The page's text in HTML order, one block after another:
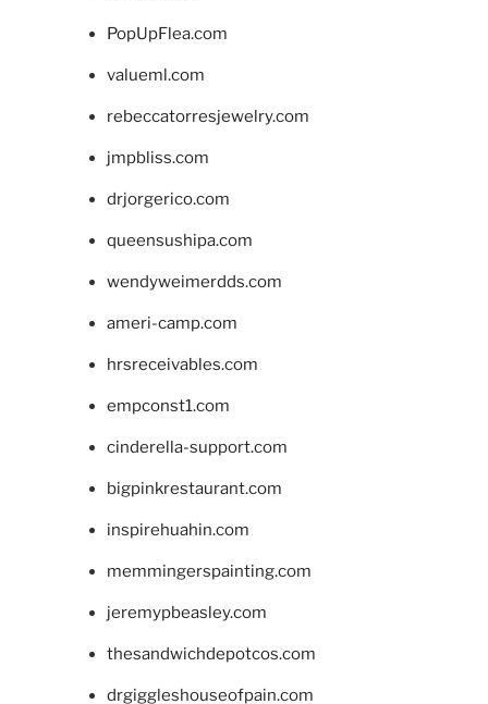
PopUpFlea.com
valueml.com
rebeccatorresjewelry.com
jmpbliss.com
drjorgerico.com
queensushipa.com
wendyweimerdds.com
ameri-camp.com
hrsreceivables.com
empconst1.com
cinderella-support.com
bigpinkrestaurant.com
inspirehuahin.com
memmingerspainting.com
jeremypbeasley.com
thesandwichdepotcos.com
drgiggleshouseofpain.com